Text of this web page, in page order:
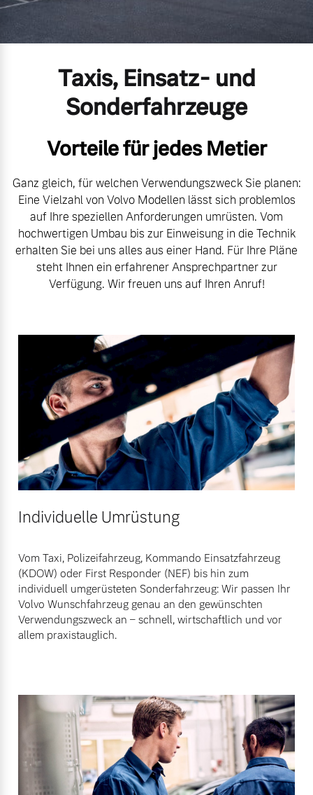
Geschäftskunden
Editionsmodelle
Konnektivität
Fahrzeug konfigurieren
Sofort verfügbare Fahrzeuge
Volvo Selekt
Gebrauchtwagen
Mehr erfahren
Editionsmodelle
Jetzt kennenlernen
Aktuelle Zubehörangebote
Zubehörkatalog
Service by Volvo
Sie erhalten bei uns eine
Vielzahl von Original
Volvo Winter- und
direkt an.
Mehr erfahren
Frühjahrscheck
Entdecken Sie unsere
saisonalen Angebote.
Finanzierung & Leasing
Versicherung
Unsere News & Events
Taxis, Einsatz- und
Sonderfahrzeuge
Vorteile für jedes Metier
Ganz gleich, für welchen Verwendungszweck Sie planen:
Eine Vielzahl von Volvo Modellen lässt sich problemlos
auf Ihre speziellen Anforderungen umrüsten. Vom
hochwertigen Umbau bis zur Einweisung in die Technik
erhalten Sie bei uns alles aus einer Hand. Für Ihre Pläne
steht Ihnen ein erfahrener Ansprechpartner zur
Verfügung. Wir freuen uns auf Ihren Anruf!
Individuelle Umrüstung
Vom Taxi, Polizeifahrzeug, Kommando Einsatzfahrzeug
(KDOW) oder First Responder (NEF) bis hin zum
individuell umgerüsteten Sonderfahrzeug: Wir passen Ihr
Volvo Wunschfahrzeug genau an den gewünschten
Verwendungszweck an – schnell, wirtschaftlich und vor
allem praxistauglich.